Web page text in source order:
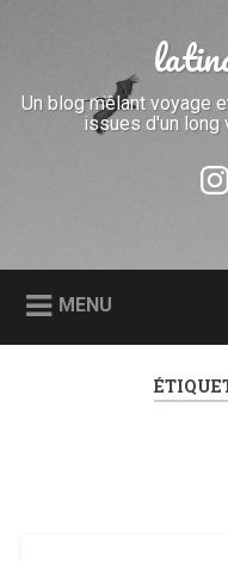
Un blog mêlant voyage
issues d'un long
MENU